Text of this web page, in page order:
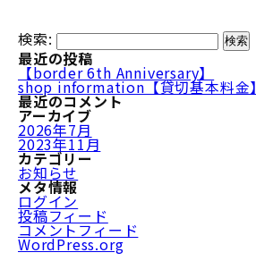
検索:
最近の投稿
【border 6th Anniversary】
shop information【貸切基本料金】
最近のコメント
アーカイブ
2026年7月
2023年11月
カテゴリー
お知らせ
メタ情報
ログイン
投稿フィード
コメントフィード
WordPress.org